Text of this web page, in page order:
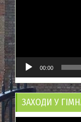
00:00
ЗАХОДИ У